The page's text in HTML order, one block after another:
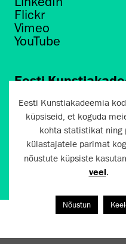
Flickr
Vimeo
YouTube
Eesti
Põhja puiestee 7
Tallinn 10412
artun@artun.ee
+372 6267301
Liitu uudiskirjaga!
Eesti Kunstiakadeemia
küpsiseid, et koguda
kohta statistikat ning
külastajatele parimat
nõustute küpsiste
veel.
Nõustun